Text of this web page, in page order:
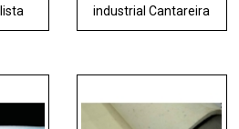
industrial Cantareira